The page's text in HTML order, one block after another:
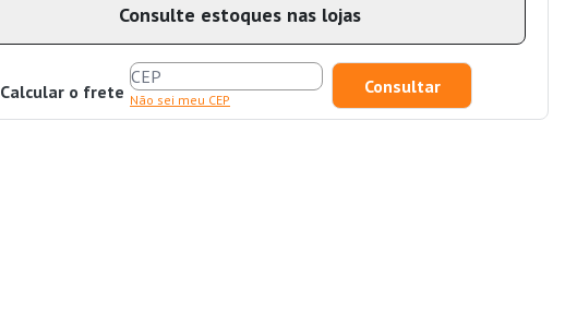
Consulte estoques nas lojas
Calcular o frete Não sei meu CEP